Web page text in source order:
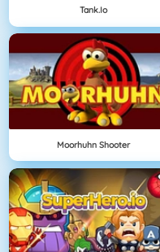
Tank.io
Moorhuhn Shooter